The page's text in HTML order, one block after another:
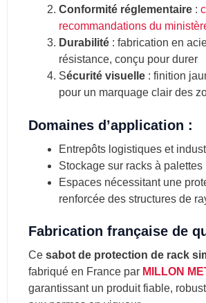
Conformité réglementaire:
recommandations du
Durabilité: fabrication en
résistance, conçu pour durer
Sécurité visuelle: finition
pour un marquage clair des
Domaines d’application :
Entrepôts logistiques et
Stockage sur racks à palettes
Espaces nécessitant une
renforcée des structures de
Fabrication française de
Ce sabot de protection de rack
fabriqué en France par MILLON
garantissant un produit fiable,